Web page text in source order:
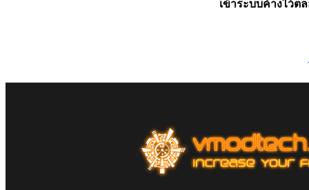
เข้าระบบค้างไว้ต